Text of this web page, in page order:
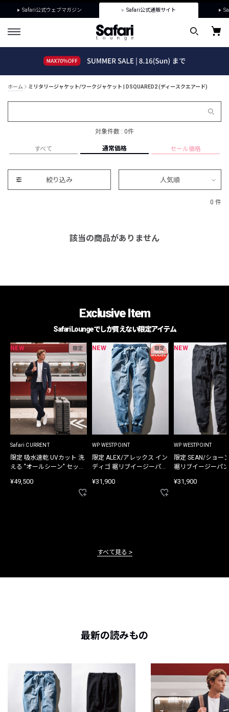
Safari公式ウェブマガジン Safari公式通販サイト
ホーム ミリタリージャケット/ワークジャケット | DSQUARED2 (ディースクエアード)
対象件数 : 0件
すべて 通常価格 セール価格
絞り込み 人気順
0 件
該当の商品がありません
Exclusive Item
Safari Loungeでしか買えない限定アイテム
NEW 限定
Safari CURRENT
限定 吸水速乾 UVカット 洗
える "オールシーン" セット
¥49,500
NEW 限定
WP WESTPOINT
限定 ALEX/アレックス イン
ディゴ 裾リブイージーパン
¥31,900
NEW
WP WESTPOINT
限定 SEAN/ショー
裾リブイージーパ
¥31,900
すべて見る
最新の読みもの